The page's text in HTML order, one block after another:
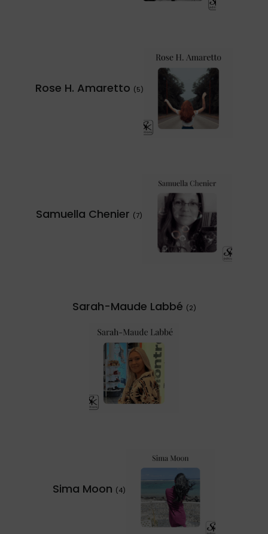
Rose H. Amaretto (5)
Samuella Chenier (7)
Sarah-Maude Labbé (2)
Sima Moon (4)